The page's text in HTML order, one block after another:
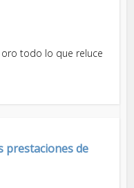
oro todo lo que reluce
prestaciones de